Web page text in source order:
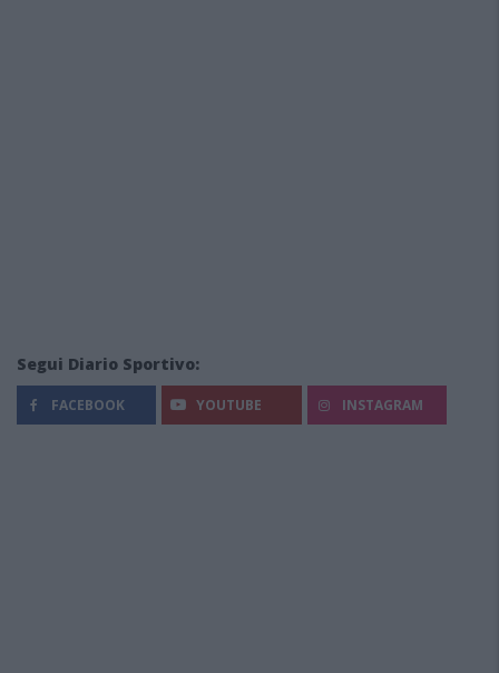
Segui Diario Sportivo:
FACEBOOK YOUTUBE INSTAGRAM